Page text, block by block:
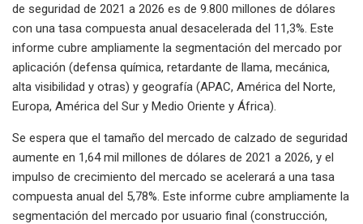
de seguridad de 2021 a 2026 es de 9.800 millones de dólares
con una tasa compuesta anual desacelerada del 11,3%. Este
informe cubre ampliamente la segmentación del mercado por
aplicación (defensa química, retardante de llama, mecánica,
alta visibilidad y otras) y geografía (APAC, América del Norte,
Europa, América del Sur y Medio Oriente y África).
Se espera que el tamaño del mercado de calzado de seguridad
aumente en 1,64 mil millones de dólares de 2021 a 2026, y el
impulso de crecimiento del mercado se acelerará a una tasa
compuesta anual del 5,78%. Este informe cubre ampliamente la
segmentación del mercado por usuario final (construcción,